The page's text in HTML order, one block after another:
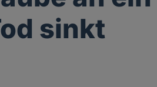
sinkt